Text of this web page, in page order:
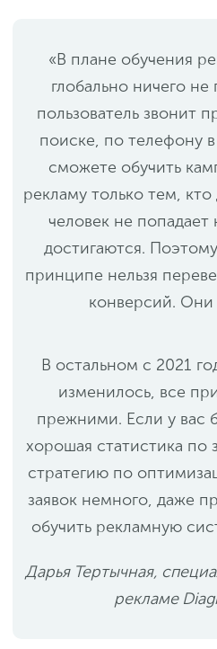
«В плане обучения
глобально ничего
пользователь звонит
поиске, по телефону
сможете обучить
рекламу только тем,
человек не попадает
достигаются.
принципе нельзя
конверсий. Они
В остальном с 2021
изменилось, все
прежними. Если у вас
хорошая статистика по
стратегию по
заявок немного, даже
обучить рекламную
Дарья Тертычная,
рекламе